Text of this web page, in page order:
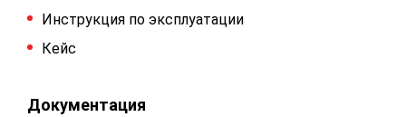
Инструкция по эксплуатации
Кейс
Документация